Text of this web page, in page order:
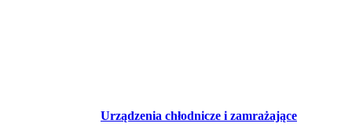
Urządzenia chłodnicze i zamrażające